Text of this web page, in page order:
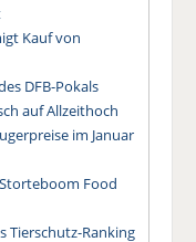
Kauf von
DFB-Pokals
auf Allzeithoch
im Januar
Food
Tierschutz-Ranking